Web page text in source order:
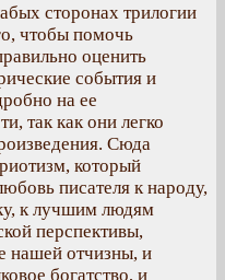
сторонах трилогии
чтобы помочь
оценить
события и
на ее
так как они легко
Сюда
который
писателя к народу,
к лучшим людям
перспективы,
нашей отчизны, и
богатство, и